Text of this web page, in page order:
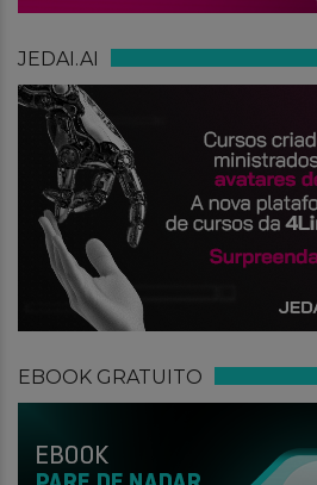
JEDAI.AI
EBOOK GRATUITO